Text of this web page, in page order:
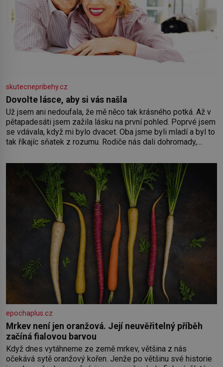
skutecnepribehy.cz
Dovolte lásce, aby si vás našla
Už jsem ani nedoufala, že mě něco tak krásného potká. Až v
pětapadesáti jsem zažila lásku na první pohled. Poprvé jsem
se vdávala, když mi bylo dvacet. Oba jsme byli mladí a byl to
tak říkajíc sňatek z rozumu. Rodiče nás dali dohromady,
oběma moc nesvědčilo, brzy jsme zjistili, že
epochaplus.cz
Mrkev není jen oranžová. Její neuvěřitelný příběh
začíná fialovou barvou
Když dnes vytáhneme ze země mrkev, většina z nás
očekává sytě oranžový kořen. Jenže po většinu své historie